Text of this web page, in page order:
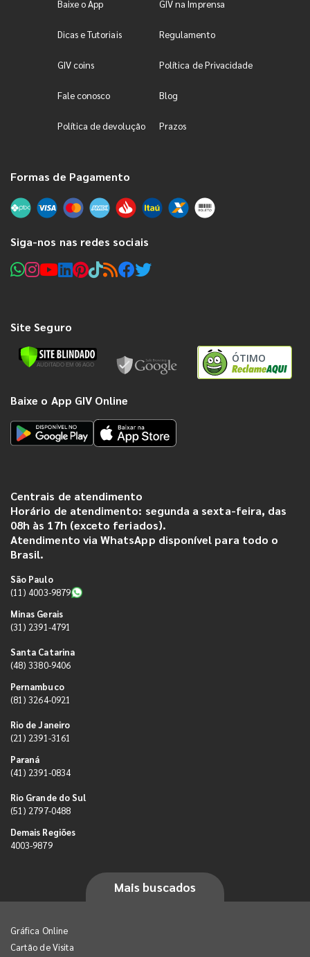
Baixe o App GIV na Imprensa
Dicas e Tutoriais Regulamento
GIV coins Política de Privacidade
Fale conosco Blog
Política de devolução Prazos
Formas de Pagamento
Siga-nos nas redes sociais
Site Seguro
ÓTIMO
Baixe o App GIV Online
Centrais de atendimento
Horário de atendimento: segunda a sexta-feira, das
08h às 17h (exceto feriados).
Atendimento via WhatsApp disponível para todo o
Brasil.
São Paulo
(11) 4003-9879
Minas Gerais
(31) 2391-4791
Santa Catarina
(48) 3380-9406
Pernambuco
(81) 3264-0921
Rio de Janeiro
(21) 2391-3161
Paraná
(41) 2391-0834
Rio Grande do Sul
(51) 2797-0488
Demais Regiões
4003-9879
Mais buscados
Gráfica Online
Cartão de Visita